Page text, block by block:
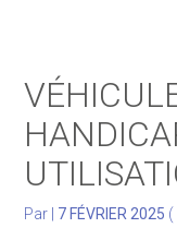
Gérer votre
Facturation
Par 7 FÉVRIER 2025 (